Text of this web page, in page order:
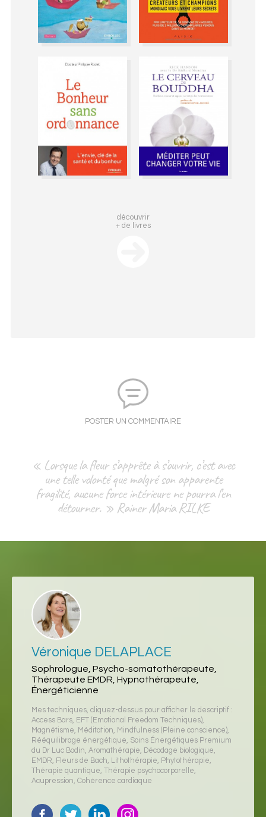
découvrir
+ de livres
POSTER UN COMMENTAIRE
« Lorsque la fleur s’apprête à s’ouvrir, c’est avec
une telle volonté que malgré son apparente
fragilité, aucune force intérieure ne pourra l’en
détourner. » Rainer Maria RILKE
Véronique DELAPLACE
Sophrologue, Psycho-somatothérapeute,
Thérapeute EMDR, Hypnothérapeute,
Énergéticienne
Mes techniques, cliquez-dessus pour afficher le descriptif :
Access Bars, EFT (Emotional Freedom Techniques),
Magnétisme, Méditation, Mindfulness (Pleine conscience),
Rééquilibrage énergétique, Soins Énergétiques Premium
du Dr Luc Bodin, Aromathérapie, Décodage biologique,
EMDR, Fleurs de Bach, Lithothérapie, Phytothérapie,
Thérapie quantique, Thérapie psychocorporelle,
Acupression, Cohérence cardiaque